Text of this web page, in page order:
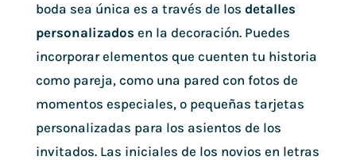
boda sea única es a través de los detalles
personalizados en la decoración. Puedes
incorporar elementos que cuenten tu historia
como pareja, como una pared con fotos de
momentos especiales, o pequeñas tarjetas
personalizadas para los asientos de los
invitados. Las iniciales de los novios en letras